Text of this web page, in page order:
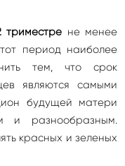
триместре не менее
период наиболее
тем, что срок
являются самыми
будущей матери
и разнообразным.
красных и зеленых